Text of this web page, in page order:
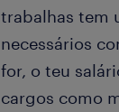
trabalhas tem
necessários
for, o teu
cargos como